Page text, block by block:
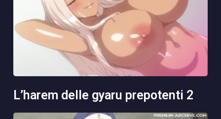
l’harem delle gyaru prepotenti 2